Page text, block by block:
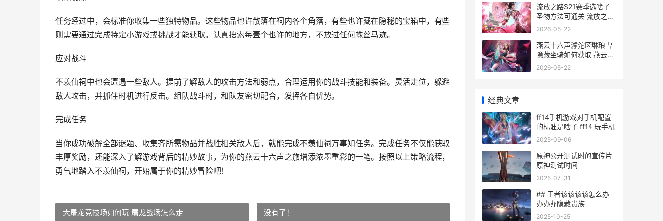
任务经过中，会标准你收集一些独特物品。这些物品也许散落在祠内各个角落，有些也许藏在隐秘的宝箱中，有些
则需要通过完成特定小游戏或挑战才能获取。认真搜索每壹个也许的地方，不放过任何蛛丝马迹。
应对战斗
不羡仙祠中也会遭遇一些敌人。提前了解敌人的攻击方法和弱点，合理运用你的战斗技能和装备。灵活走位，躲避
敌人攻击，并抓住时机进行反击。组队战斗时，和队友密切配合，发挥各自优势。
完成任务
当你成功破解全部谜题、收集齐所需物品并战胜相关敌人后，就能完成不羡仙祠万事知任务。完成任务不仅能获取
丰厚奖励，还能深入了解游戏背后的精妙故事，为你的燕云十六声之旅增添浓墨重彩的一笔。按照以上策略流程，
勇气地踏入不羡仙祠，开始属于你的精妙冒险吧！
大屠龙竞技场如何玩 屠龙战场怎么走 没有了！
流放之路S21赛季选啥子
圣物方法可通关 流放之路
s21赛季礼包奖励公示
2026-05-22
燕云十六声滹沱区琳琅雪
隐藏坐骑如何获取 燕云十
六声滹沱军营怎么进去
2026-05-22
经典文章
ff14手机游戏对手机配置
的标准是啥子 ff14 玩手机
2025-09-06
原神公开测试时的宣传片
原神测试时间
2025-07-31
## 王者该该该该怎么办
办办办隐藏贵族
2025-10-25